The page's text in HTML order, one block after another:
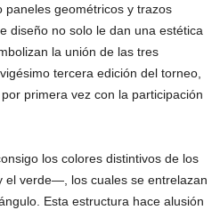
paneles geométricos y trazos
diseño no solo le dan una estética
la unión de las tres
tercera edición del torneo,
primera vez con la participación
los colores distintivos de los
verde—, los cuales se entrelazan
Esta estructura hace alusión